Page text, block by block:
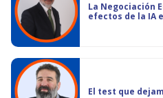
La Negociación
efectos de la IA
El test que